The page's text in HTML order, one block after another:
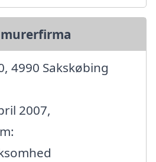
4990 Sakskøbing
2007,